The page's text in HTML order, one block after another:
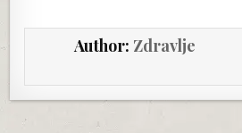
Author: Zdravlje